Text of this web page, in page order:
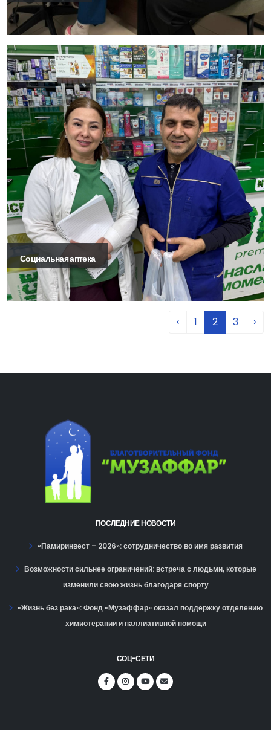
Социальная аптека
‹ 1 2 3 ›
ПОСЛЕДНИЕ НОВОСТИ
«Памиринвест – 2026»: сотрудничество во имя развития
Возможности сильнее ограничений: встреча с людьми, которые
изменили свою жизнь благодаря спорту
«Жизнь без рака»: Фонд «Музаффар» оказал поддержку отделению
химиотерапии и паллиативной помощи
СОЦ-СЕТИ